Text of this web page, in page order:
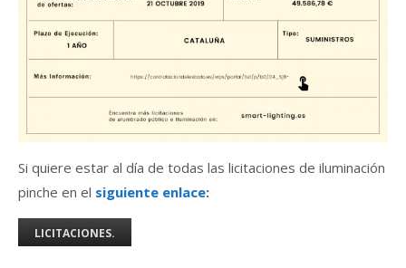
Si quiere estar al día de todas las licitaciones de iluminación
pinche en el siguiente enlace:
LICITACIONES.